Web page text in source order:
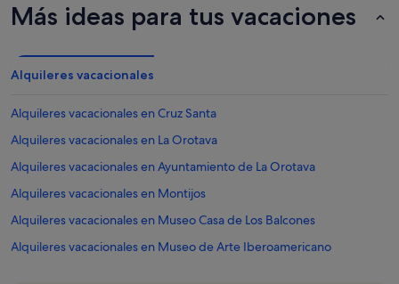
Más ideas para tus vacaciones
Alquileres vacacionales
Alquileres vacacionales en Cruz Santa
Alquileres vacacionales en La Orotava
Alquileres vacacionales en Ayuntamiento de La Orotava
Alquileres vacacionales en Montijos
Alquileres vacacionales en Museo Casa de Los Balcones
Alquileres vacacionales en Museo de Arte Iberoamericano